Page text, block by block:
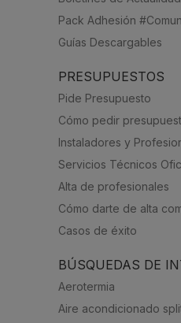
Pack Adhesión
Guías Descargables
PRESUPUESTOS
Pide Presupuesto
Cómo pedir
Instaladores y
Servicios Técnicos
Alta de profesionales
Cómo darte de alta
Casos de éxito
BÚSQUEDAS DE
Aerotermia
Aire acondicionado